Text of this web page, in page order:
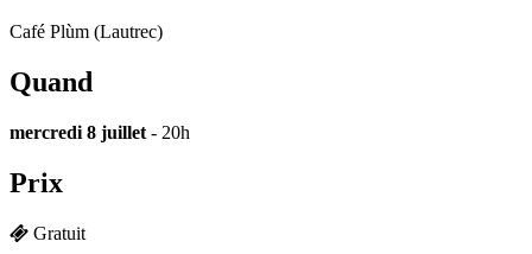
Café Plùm (Lautrec)
Quand
mercredi 8 juillet - 20h
Prix
Gratuit